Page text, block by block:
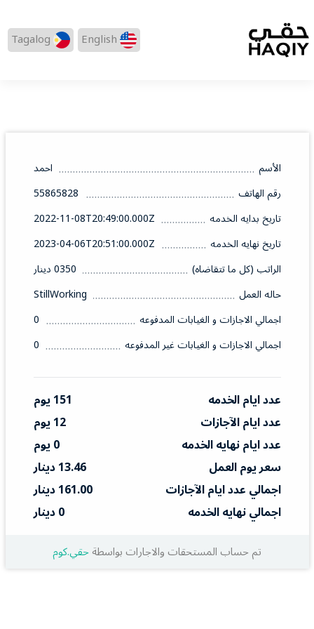
English
Tagalog
الأسم
احمد
رقم الهاتف
55865828
تاريخ بدايه الخدمه
2022-11-08T20:49:00.000Z
تاريخ نهايه الخدمه
2023-04-06T20:51:00.000Z
الراتب (كل ما تتقاضاه)
0350 دينار
حاله العمل
StillWorking
اجمالي الاجازات و الغيابات المدفوعه
0
اجمالي الاجازات و الغيابات غير المدفوعه
0
عدد ايام الخدمه
151 يوم
عدد ايام الآجازات
12 يوم
عدد ايام نهايه الخدمه
0 يوم
سعر يوم العمل
13.46 دينار
اجمالي عدد ايام الآجازات
161.00 دينار
اجمالي نهايه الخدمه
0 دينار
تم حساب المستحقات والاجارات بواسطةحقي.كوم